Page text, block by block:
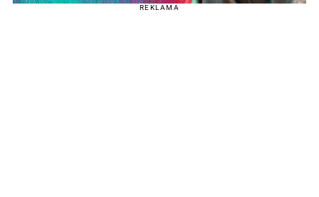
REKLAMA